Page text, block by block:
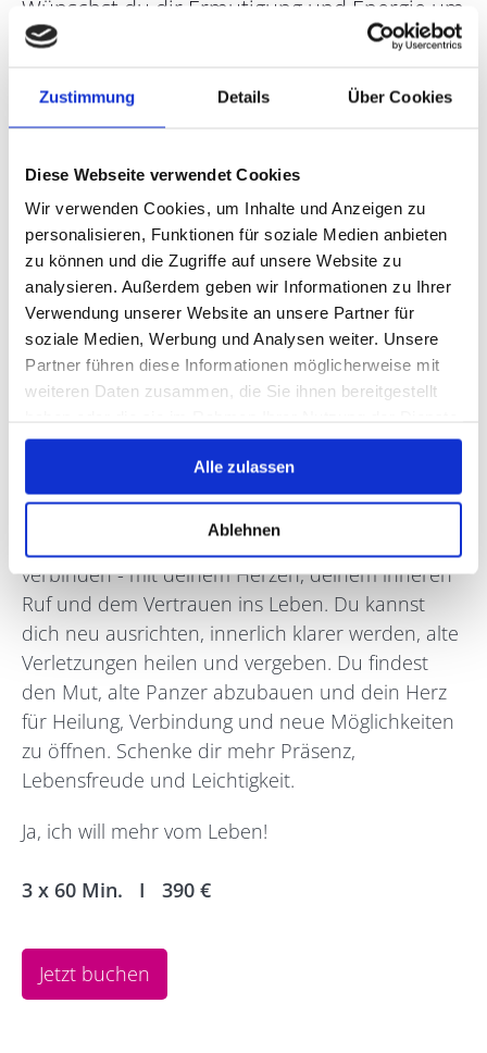
Zustimmung Details Über Cookies
Diese Webseite verwendet Cookies
Wir verwenden Cookies, um Inhalte und Anzeigen zu
personalisieren, Funktionen für soziale Medien anbieten
zu können und die Zugriffe auf unsere Website zu
analysieren. Außerdem geben wir Informationen zu Ihrer
Verwendung unserer Website an unsere Partner für
soziale Medien, Werbung und Analysen weiter. Unsere
Partner führen diese Informationen möglicherweise mit
weiteren Daten zusammen, die Sie ihnen bereitgestellt
gesammelt haben.
Alle zulassen
Ablehnen
Wünschst du dir Ermutigung und Energie um
es endlich anzupacken?
Diese 3 Intensiv-Sessions begleiten dich dabei,
Schicht für Schicht loszulassen, was dich nicht
Wahrheit bist. In einem liebevollen und sicheren
Raum unterstütze ich dich mit tiefgehenden
Coaching-Gesprächen, energetischer Begleitung
und geführten Meditationen.
Du bekommst heilsame Impulse aus meiner
persönlichen Erfahung und aus meiner
spirituellen Praxis sowie neue Erkenntnisse, neue
Perspektiven für deine aktuelle Herausforderung.
Zwischen den Terminen erhältst du kleine
Werkzeuge zur inneren Ausrichtung wie Rituale
oder Achtsamkeitsübungen.
In diesen 3 Sessions lernst du, dich wieder zu
verbinden - mit deinem Herzen, deinem inneren
Ruf und dem Vertrauen ins Leben. Du kannst
dich neu ausrichten, innerlich klarer werden, alte
Verletzungen heilen und vergeben. Du findest
den Mut, alte Panzer abzubauen und dein Herz
für Heilung, Verbindung und neue Möglichkeiten
zu öffnen. Schenke dir mehr Präsenz,
Lebensfreude und Leichtigkeit.
Ja, ich will mehr vom Leben!
3 x 60 Min. I 390 €
Jetzt buchen